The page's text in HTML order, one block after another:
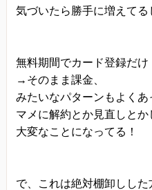
きます。
お客様が、当ウェブサ
っていないと思われる
通じて当方にまずご連絡
内容確認後、折り返し
気づいたら勝手に増えてる
無料期間でカード登録だけ
→そのまま課金、
みたいなパターンもよくあ
マメに解約とか見直しとか
大変なことになってる！
で、これは絶対棚卸しした